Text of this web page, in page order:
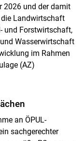
2026 und der damit
Landwirtschaft
und Forstwirtschaft,
Wasserwirtschaft
im Rahmen
(AZ)
an ÖPUL-
sachgerechter